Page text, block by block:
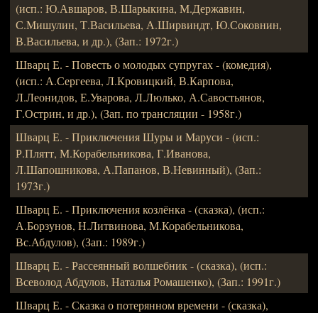
(исп.: Ю.Авшаров, В.Шарыкина, М.Державин,
С.Мишулин, Т.Васильева, А.Ширвиндт, Ю.Соковнин,
В.Васильева, и др.), (Зап.: 1972г.)
Шварц Е. - Повесть о молодых супругах - (комедия),
(исп.: А.Сергеева, Л.Кровицкий, В.Карпова,
Л.Леонидов, Е.Уварова, Л.Люлько, А.Савостьянов,
Г.Острин, и др.), (Зап. по трансляции - 1958г.)
Шварц Е. - Приключения Шуры и Маруси - (исп.:
Р.Плятт, М.Корабельникова, Г.Иванова,
Л.Шапошникова, А.Папанов, В.Невинный), (Зап.:
1973г.)
Шварц Е. - Приключения козлёнка - (сказка), (исп.:
А.Борзунов, Н.Литвинова, М.Корабельникова,
Вс.Абдулов), (Зап.: 1989г.)
Шварц Е. - Рассеянный волшебник - (сказка), (исп.:
Всеволод Абдулов, Наталья Ромашенко), (Зап.: 1991г.)
Шварц Е. - Сказка о потерянном времени - (сказка),